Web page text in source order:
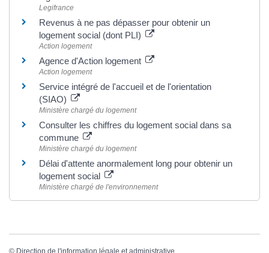
Legifrance
Revenus à ne pas dépasser pour obtenir un
logement social (dont PLI)
Action logement
Agence d'Action logement
Action logement
Service intégré de l'accueil et de l'orientation
(SIAO)
Ministère chargé du logement
Consulter les chiffres du logement social dans sa
commune
Ministère chargé du logement
Délai d'attente anormalement long pour obtenir un
logement social
Ministère chargé de l'environnement
© Direction de l'information légale et administrative